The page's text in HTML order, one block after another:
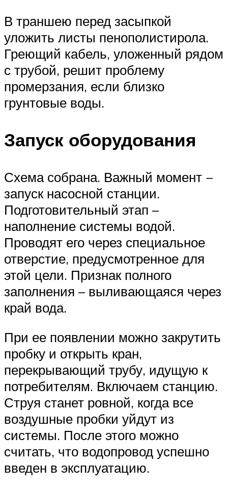
В траншею перед засыпкой
уложить листы пенополистирола.
Греющий кабель, уложенный рядом
с трубой, решит проблему
промерзания, если близко
грунтовые воды.
Запуск оборудования
Схема собрана. Важный момент −
запуск насосной станции.
Подготовительный этап –
наполнение системы водой.
Проводят его через специальное
отверстие, предусмотренное для
этой цели. Признак полного
заполнения – выливающаяся через
край вода.
При ее появлении можно закрутить
пробку и открыть кран,
перекрывающий трубу, идущую к
потребителям. Включаем станцию.
Струя станет ровной, когда все
воздушные пробки уйдут из
системы. После этого можно
считать, что водопровод успешно
введен в эксплуатацию.